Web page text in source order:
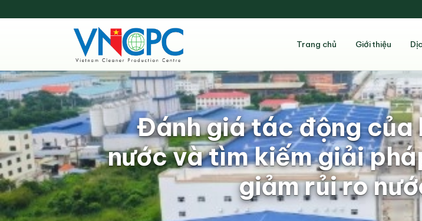
Trang chủ Giới thiệu
Đánh giá tác động của
nước và tìm kiếm giải
giảm rủi ro